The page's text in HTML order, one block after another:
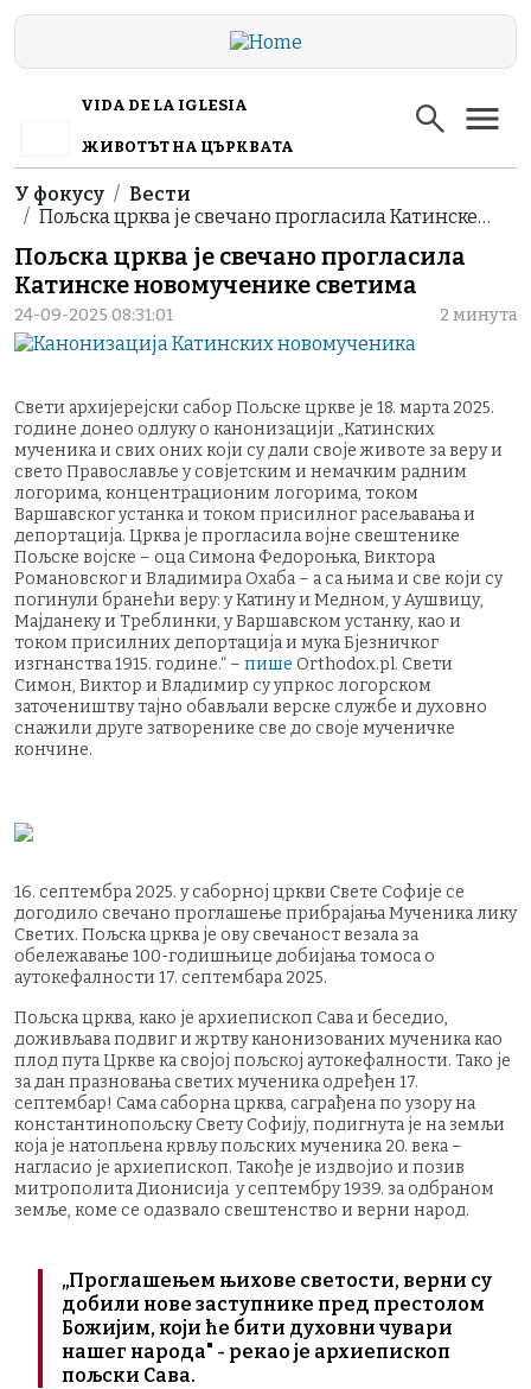
Skip to main content
VIDA DE LA IGLESIA
ЖИВОТЪТ НА ЦЪРКВАТА
Breadcrumb
У фокусу
Вести
Пољска црква је свечано прогласила Катинске…
Пољска црква је свечано прогласила
Катинске новомученике светима
24-09-2025 08:31:01 2 минута
Свети архијерејски сабор Пољске цркве је 18. марта 2025.
године донео одлуку о канонизацији „Катинских
мученика и свих оних који су дали своје животе за веру и
свето Православље у совјетским и немачким радним
логорима, концентрационим логорима, током
Варшавског устанка и током присилног расељавања и
депортација. Црква је прогласила војне свештенике
Пољске војске – оца Симона Федороњка, Виктора
Романовског и Владимира Охаба – а са њима и све који су
погинули бранећи веру: у Катину и Медном, у Аушвицу,
Мајданеку и Треблинки, у Варшавском устанку, као и
током присилних депортација и мука Бјезничког
изгнанства 1915. године.“ – пише Orthodox.pl. Свети
Симон, Виктор и Владимир су упркос логорском
заточеништву тајно обављали верске службе и духовно
снажили друге затворенике све до своје мученичке
кончине.
16. септембра 2025. у саборној цркви Свете Софије се
догодило свечано проглашење прибрајања Мученика лику
Светих. Пољска црква је ову свечаност везала за
обележавање 100-годишњице добијања томоса о
аутокефалности 17. септембара 2025.
Пољска црква, како је архиепископ Сава и беседио,
доживљава подвиг и жртву канонизованих мученика као
плод пута Цркве ка својој пољској аутокефалности. Тако је
за дан празновања светих мученика одређен 17.
септембар! Сама саборна црква, саграђена по узору на
константинопољску Свету Софију, подигнута је на земљи
која је натопљена крвљу пољских мученика 20. века –
нагласио је архиепископ. Такође је издвојио и позив
митрополита Дионисија у септембру 1939. за одбраном
земље, коме се одазвало свештенство и верни народ.
„Проглашењем њихове светости, верни су
добили нове заступнике пред престолом
Божијим, који ће бити духовни чувари
нашег народа" - рекао је архиепископ
пољски Сава.